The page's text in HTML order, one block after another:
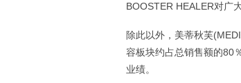
BOOSTER HEALER对广
除此以外，美蒂秋芙
容板块约占总销售额的80
业绩。